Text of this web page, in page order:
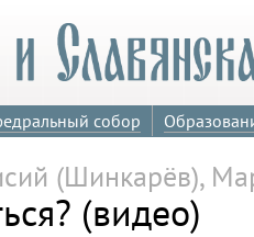
собор
(Шинкарёв),
(видео)